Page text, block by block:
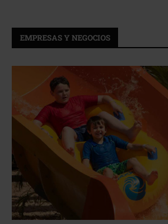
EMPRESAS Y NEGOCIOS